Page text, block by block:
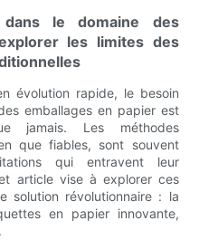
dans le domaine des
les limites des
évolution rapide, le besoin
emballages en papier est
jamais. Les méthodes
que fiables, sont souvent
qui entravent leur
article vise à explorer ces
solution révolutionnaire : la
en papier innovante,